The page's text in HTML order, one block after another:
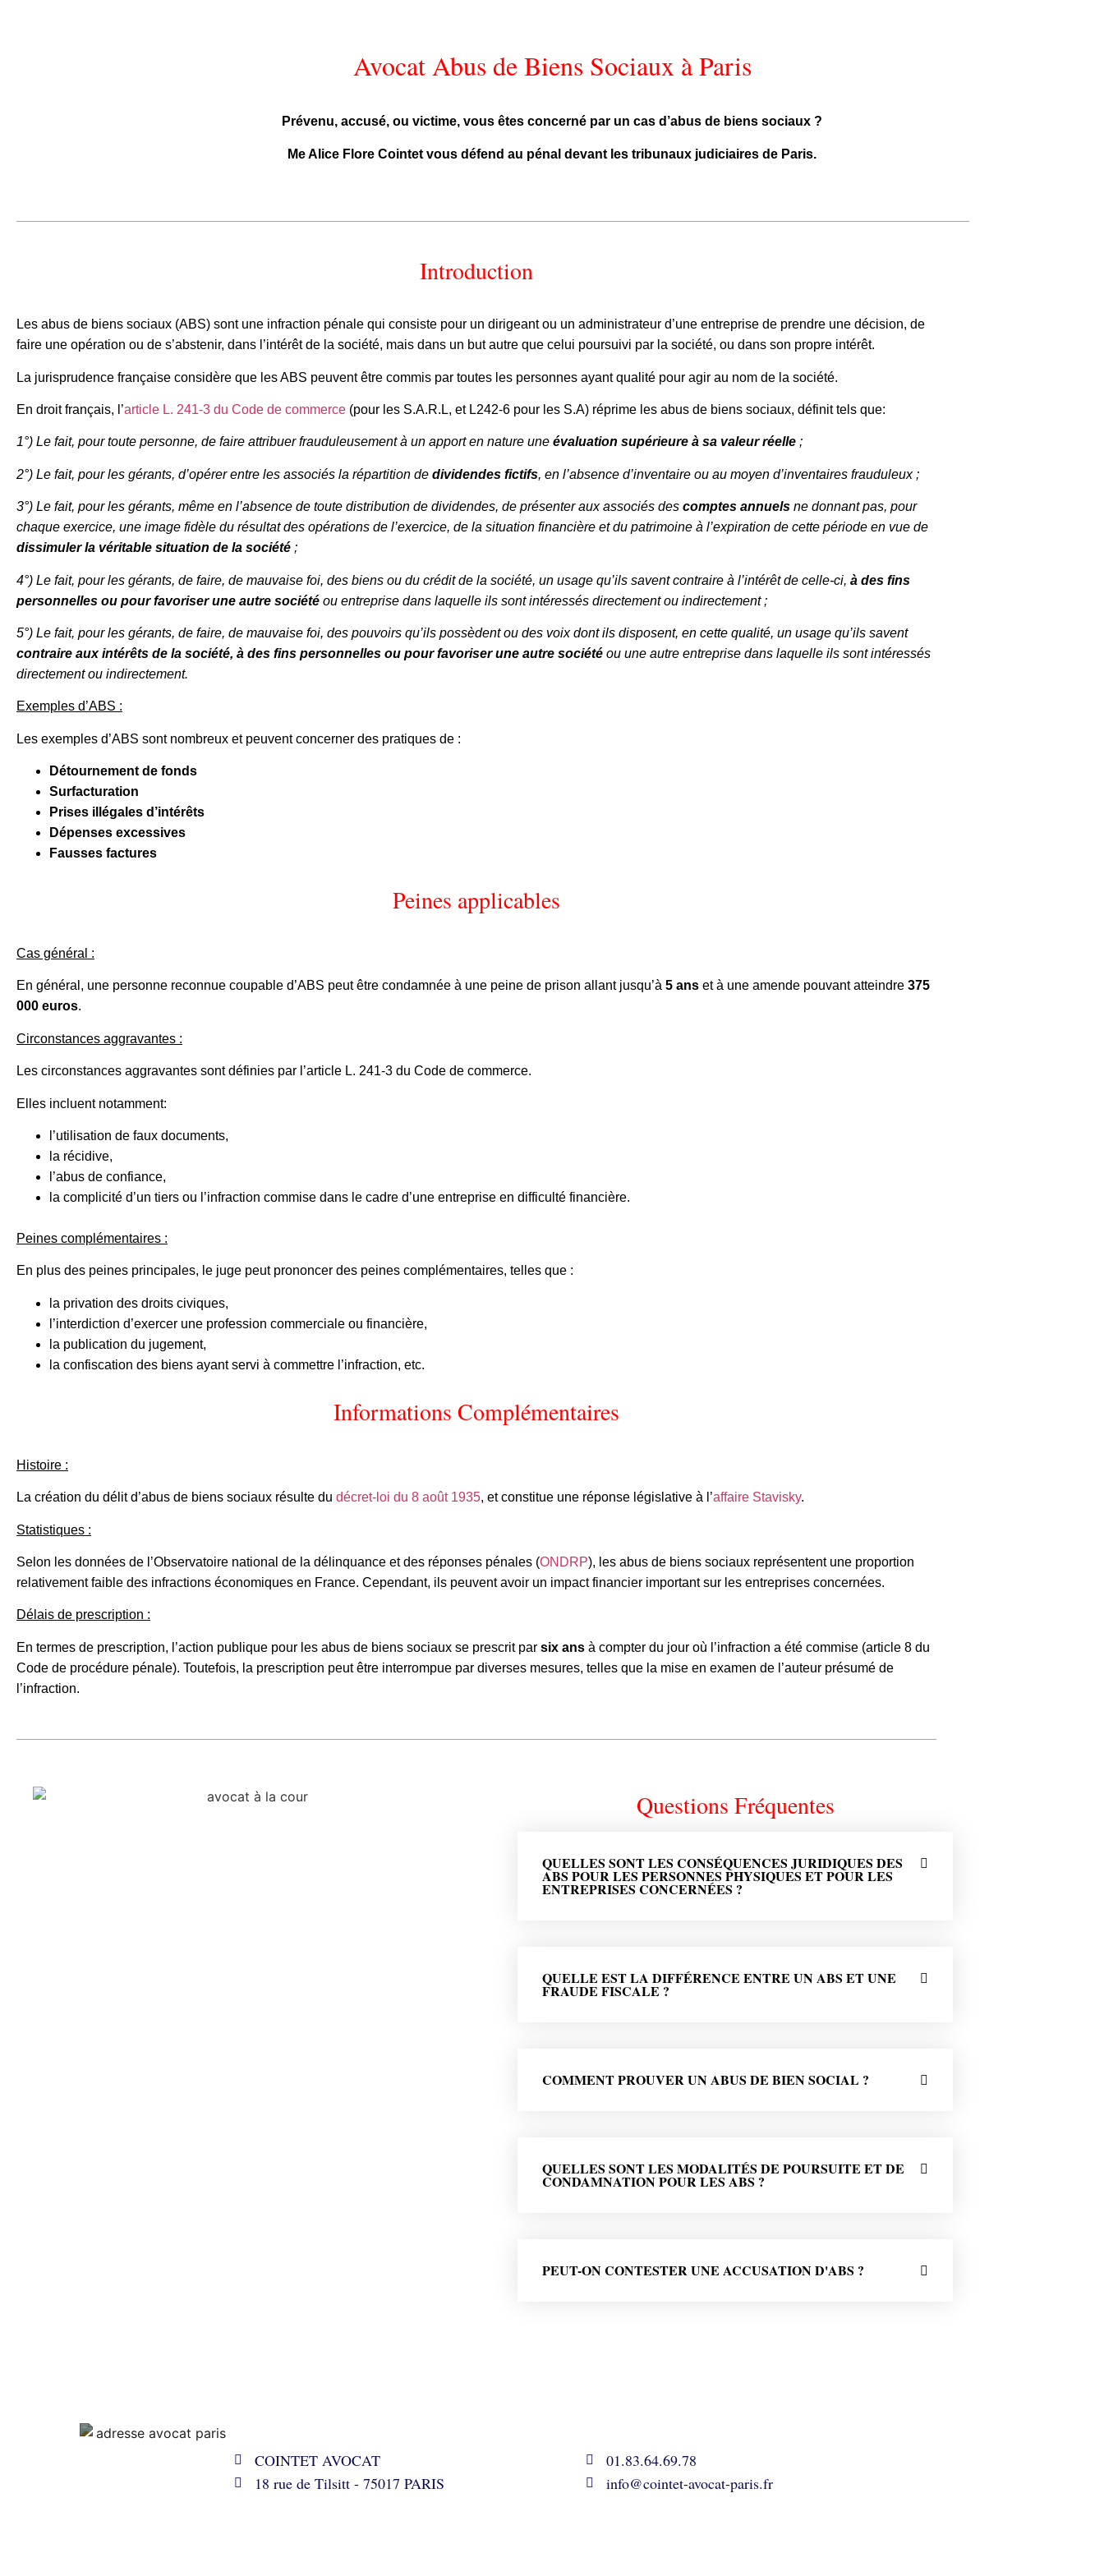
Avocat Abus de Biens Sociaux à Paris
Prévenu, accusé, ou victime, vous êtes concerné par un cas d’abus de biens sociaux ?
Me Alice Flore Cointet vous défend au pénal devant les tribunaux judiciaires de Paris.
Introduction
Les abus de biens sociaux (ABS) sont une infraction pénale qui consiste pour un dirigeant ou un administrateur d’une entreprise de prendre une décision, de
faire une opération ou de s’abstenir, dans l’intérêt de la société, mais dans un but autre que celui poursuivi par la société, ou dans son propre intérêt.
La jurisprudence française considère que les ABS peuvent être commis par toutes les personnes ayant qualité pour agir au nom de la société.
En droit français, l’article L. 241-3 du Code de commerce (pour les S.A.R.L, et L242-6 pour les S.A) réprime les abus de biens sociaux, définit tels que:
1°) Le fait, pour toute personne, de faire attribuer frauduleusement à un apport en nature une évaluation supérieure à sa valeur réelle ;
2°) Le fait, pour les gérants, d’opérer entre les associés la répartition de dividendes fictifs, en l’absence d’inventaire ou au moyen d’inventaires frauduleux ;
3°) Le fait, pour les gérants, même en l’absence de toute distribution de dividendes, de présenter aux associés des comptes annuels ne donnant pas, pour
chaque exercice, une image fidèle du résultat des opérations de l’exercice, de la situation financière et du patrimoine à l’expiration de cette période en vue de
dissimuler la véritable situation de la société ;
4°) Le fait, pour les gérants, de faire, de mauvaise foi, des biens ou du crédit de la société, un usage qu’ils savent contraire à l’intérêt de celle-ci, à des fins
personnelles ou pour favoriser une autre société ou entreprise dans laquelle ils sont intéressés directement ou indirectement ;
5°) Le fait, pour les gérants, de faire, de mauvaise foi, des pouvoirs qu’ils possèdent ou des voix dont ils disposent, en cette qualité, un usage qu’ils savent
contraire aux intérêts de la société, à des fins personnelles ou pour favoriser une autre société ou une autre entreprise dans laquelle ils sont intéressés
directement ou indirectement.
Exemples d’ABS :
Les exemples d’ABS sont nombreux et peuvent concerner des pratiques de :
Détournement de fonds
Surfacturation
Prises illégales d’intérêts
Dépenses excessives
Fausses factures
Peines applicables
Cas général :
En général, une personne reconnue coupable d’ABS peut être condamnée à une peine de prison allant jusqu’à 5 ans et à une amende pouvant atteindre 375
000 euros.
Circonstances aggravantes :
Les circonstances aggravantes sont définies par l’article L. 241-3 du Code de commerce.
Elles incluent notamment:
l’utilisation de faux documents,
la récidive,
l’abus de confiance,
la complicité d’un tiers ou l’infraction commise dans le cadre d’une entreprise en difficulté financière.
Peines complémentaires :
En plus des peines principales, le juge peut prononcer des peines complémentaires, telles que :
la privation des droits civiques,
l’interdiction d’exercer une profession commerciale ou financière,
la publication du jugement,
la confiscation des biens ayant servi à commettre l’infraction, etc.
Informations Complémentaires
Histoire :
La création du délit d’abus de biens sociaux résulte du décret-loi du 8 août 1935, et constitue une réponse législative à l’affaire Stavisky.
Statistiques :
Selon les données de l’Observatoire national de la délinquance et des réponses pénales (ONDRP), les abus de biens sociaux représentent une proportion
relativement faible des infractions économiques en France. Cependant, ils peuvent avoir un impact financier important sur les entreprises concernées.
Délais de prescription :
En termes de prescription, l’action publique pour les abus de biens sociaux se prescrit par six ans à compter du jour où l’infraction a été commise (article 8 du
Code de procédure pénale). Toutefois, la prescription peut être interrompue par diverses mesures, telles que la mise en examen de l’auteur présumé de
l’infraction.
Questions Fréquentes
QUELLES SONT LES CONSÉQUENCES JURIDIQUES DES
ABS POUR LES PERSONNES PHYSIQUES ET POUR LES
ENTREPRISES CONCERNÉES ?
QUELLE EST LA DIFFÉRENCE ENTRE UN ABS ET UNE
FRAUDE FISCALE ?
COMMENT PROUVER UN ABUS DE BIEN SOCIAL ?
QUELLES SONT LES MODALITÉS DE POURSUITE ET DE
CONDAMNATION POUR LES ABS ?
PEUT-ON CONTESTER UNE ACCUSATION D'ABS ?
COINTET AVOCAT
18 rue de Tilsitt - 75017 PARIS
01.83.64.69.78
info@cointet-avocat-paris.fr